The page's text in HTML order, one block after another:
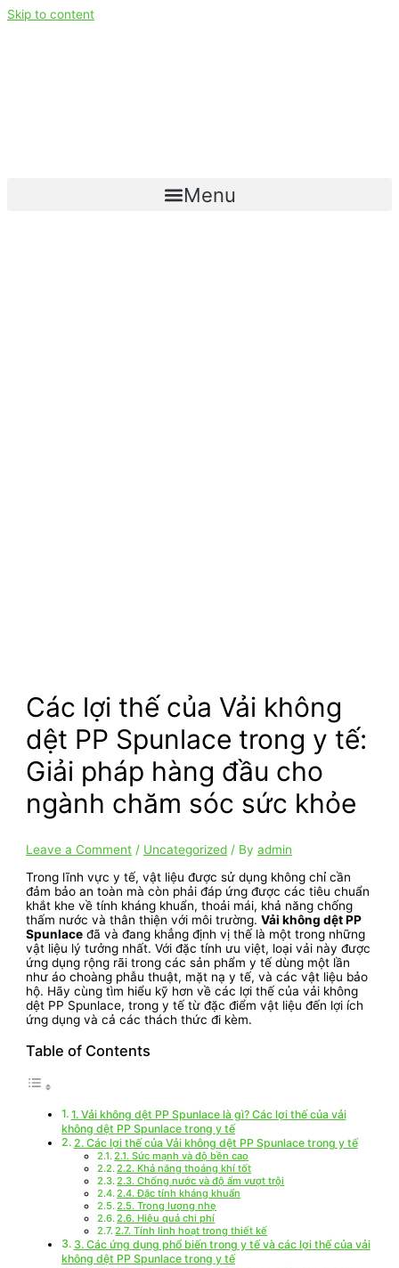
Skip to content
Menu
Các lợi thế của Vải không
dệt PP Spunlace trong y tế:
Giải pháp hàng đầu cho
ngành chăm sóc sức khỏe
Leave a Comment / Uncategorized / Byadmin
Trong lĩnh vực y tế, vật liệu được sử dụng không chỉ cần
đảm bảo an toàn mà còn phải đáp ứng được các tiêu chuẩn
khắt khe về tính kháng khuẩn, thoải mái, khả năng chống
thấm nước và thân thiện với môi trường.Vải không dệt PP
Spunlace đã và đang khẳng định vị thế là một trong những
vật liệu lý tưởng nhất. Với đặc tính ưu việt, loại vải này được
ứng dụng rộng rãi trong các sản phẩm y tế dùng một lần
như áo choàng phẫu thuật, mặt nạ y tế, và các vật liệu bảo
hộ. Hãy cùng tìm hiểu kỹ hơn về các lợi thế của vải không
dệt PP Spunlace, trong y tế từ đặc điểm vật liệu đến lợi ích
ứng dụng và cả các thách thức đi kèm.
Table of Contents
1. Vải không dệt PP Spunlace là gì? Các lợi thế của vải
không dệt PP Spunlace trong y tế
2. Các lợi thế của Vải không dệt PP Spunlace trong y tế
2.1. Sức mạnh và độ bền cao
2.2. Khả năng thoáng khí tốt
2.3. Chống nước và độ ẩm vượt trội
2.4. Đặc tính kháng khuẩn
2.5. Trọng lượng nhẹ
2.6. Hiệu quả chi phí
2.7. Tính linh hoạt trong thiết kế
3. Các ứng dụng phổ biến trong y tế và các lợi thế của vải
không dệt PP Spunlace trong y tế